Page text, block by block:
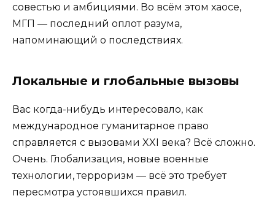
совестью и амбициями. Во всём этом хаосе,
МГП — последний оплот разума,
напоминающий о последствиях.
Локальные и глобальные вызовы
Вас когда-нибудь интересовало, как
международное гуманитарное право
справляется с вызовами XXI века? Всё сложно.
Очень. Глобализация, новые военные
технологии, терроризм — всё это требует
пересмотра устоявшихся правил.